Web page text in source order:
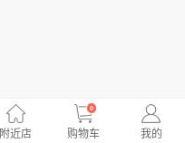
附近店
0
购物车 我的